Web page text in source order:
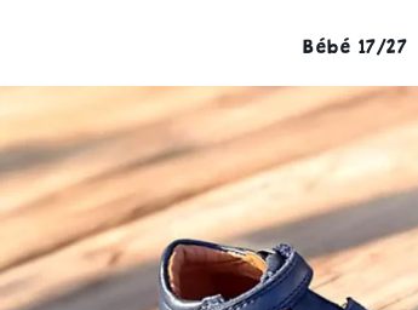
Bébé 17/27